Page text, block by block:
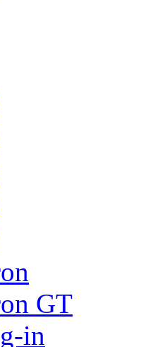
GT
in